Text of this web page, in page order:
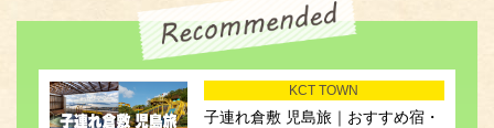
KCT TOWN
子連れ倉敷 児島旅｜おすすめ宿・